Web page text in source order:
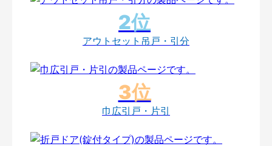
アウトセット吊戸・引分
巾広引戸・片引